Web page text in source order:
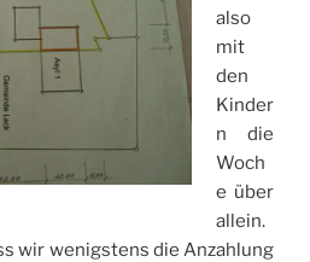
also
mit
den
Kinder
n die
Woch
e über
allein.
wir wenigstens die Anzahlung